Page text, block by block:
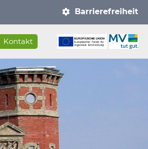
überspringen
Barrierefreiheit
Kontakt